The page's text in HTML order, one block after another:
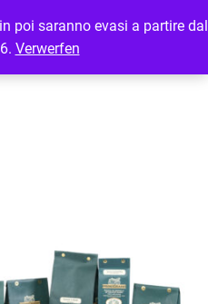
poi saranno evasi a partire dal
Verwerfen
LOGIN